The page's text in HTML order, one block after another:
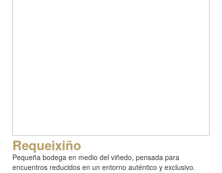
Requeixiño
Pequeña bodega en medio del viñedo, pensada para
encuentros reducidos en un entorno auténtico y exclusivo.